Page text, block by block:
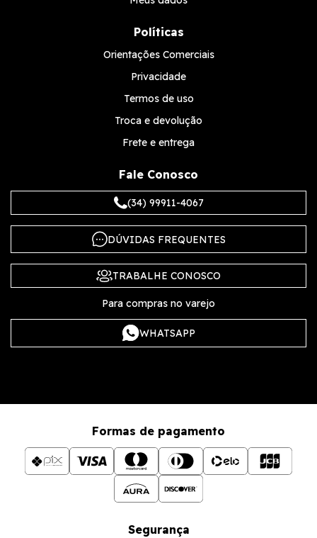
Políticas
Orientações Comerciais
Privacidade
Termos de uso
Troca e devolução
Frete e entrega
Fale Conosco
(34) 99911-4067
DÚVIDAS FREQUENTES
TRABALHE CONOSCO
Para compras no varejo
WHATSAPP
Formas de pagamento
Segurança